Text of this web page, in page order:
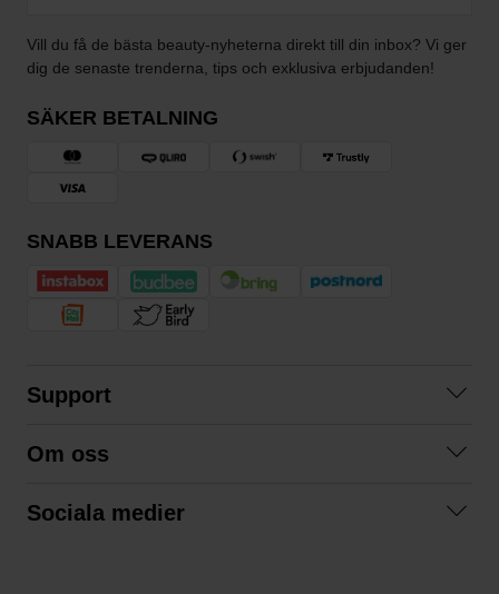
Vill du få de bästa beauty-nyheterna direkt till din inbox? Vi ger
dig de senaste trenderna, tips och exklusiva erbjudanden!
SÄKER BETALNING
SNABB LEVERANS
Support
Köpvillkor
Om oss
Sociala medier